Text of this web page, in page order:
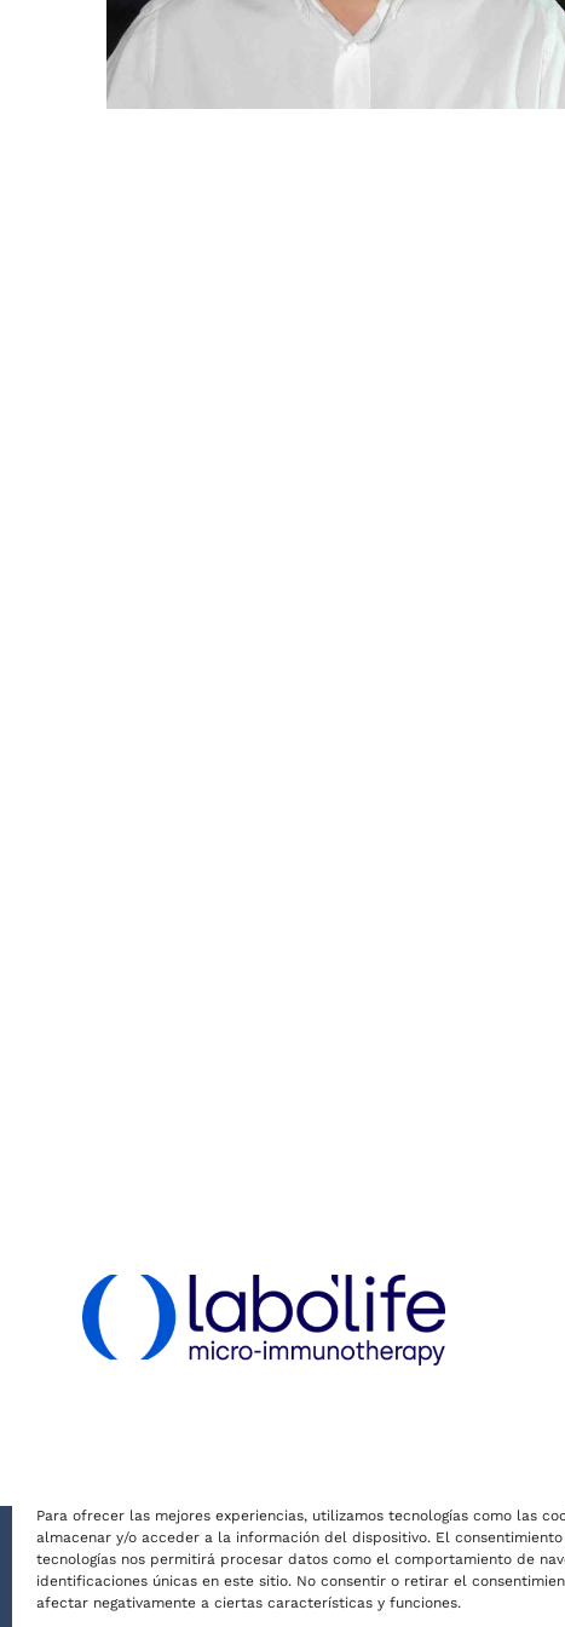
Para ofrecer las mejores experiencias, utilizamos tecnologías como las
almacenar y/o acceder a la información del dispositivo. El
tecnologías nos permitirá procesar datos como el comportamiento de
identificaciones únicas en este sitio. No consentir o retirar el
afectar negativamente a ciertas características y funciones.
© Conversaciones con Hipócrates 2026 |
A07324320. Teléfono: 971 142 035. Correo electrónico: